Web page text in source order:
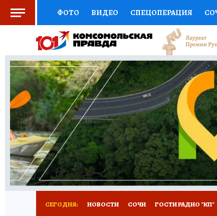
ФОТО ВИДЕО СПЕЦОПЕРАЦИЯ
СОЦПОДДЕРЖКА НАУКА СПОРТ
ВЫБОР ЭКСПЕРТОВ ДОКТОР
КНИЖНАЯ ПОЛКА ПРОГНОЗЫ НА СПОРТ
ПРЕСС-ЦЕНТР НЕДВИЖИМОСТЬ
ВСЕ О КП РАДИО КП ТЕСТЫ
СЕГОДНЯ: НОВОСТИ СОЧИ ГОСТИ РАДИО "КП"